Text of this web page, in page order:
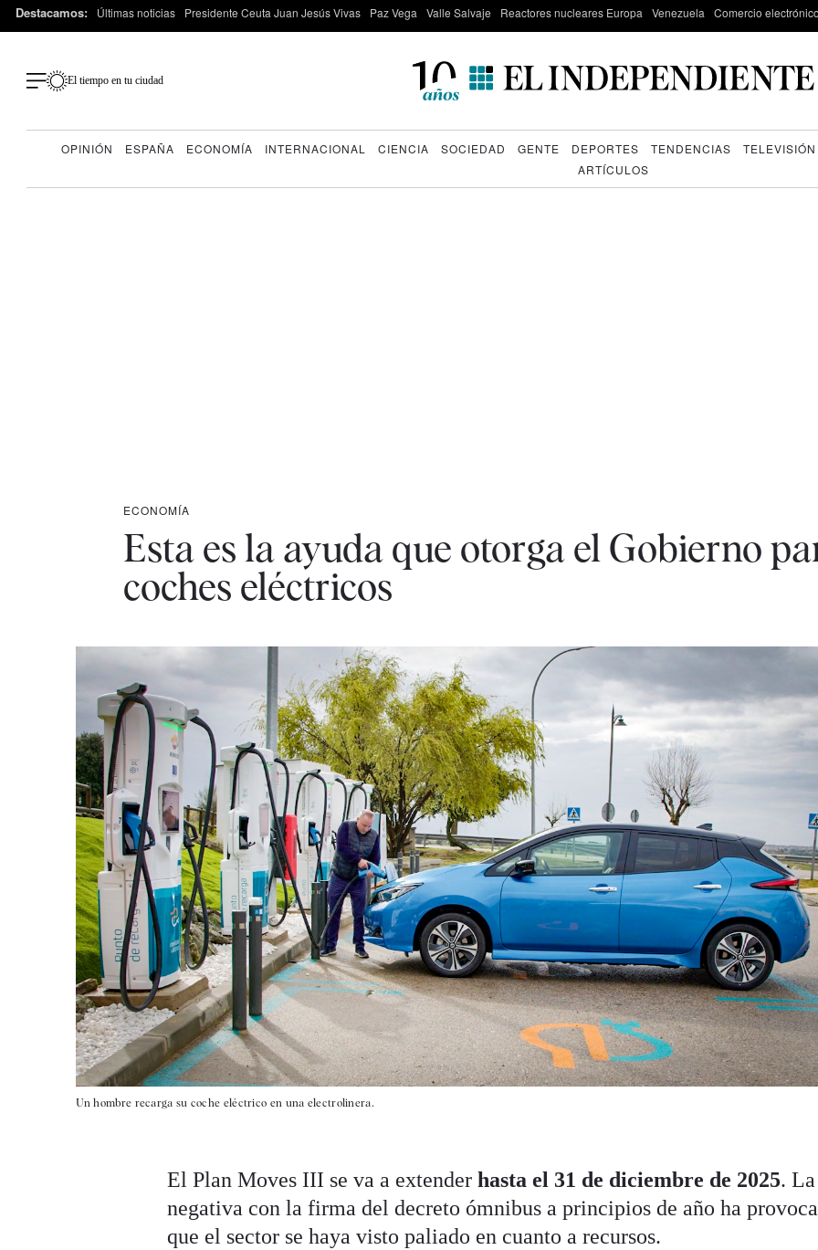
Destacamos: Últimas noticias Presidente Ceuta Juan Jesús Vivas Paz Vega Valle Salvaje Reactores nucleares Europa Venezuela Comercio
El tiempo en tu ciudad
OPINIÓN ESPAÑA ECONOMÍA INTERNACIONAL CIENCIA SOCIEDAD GENTE DEPORTES TENDENCIAS
TELEVISIÓN
ARTÍCULOS
ECONOMÍA
Esta es la ayuda que otorga el Gobierno
coches eléctricos
Un hombre recarga su coche eléctrico en una electrolinera.
El Plan Moves III se va a extenderhasta el 31 de diciembre de 2025. La
negativa con la firma del decreto ómnibus a principios de año ha
que el sector se haya visto paliado en cuanto a recursos.